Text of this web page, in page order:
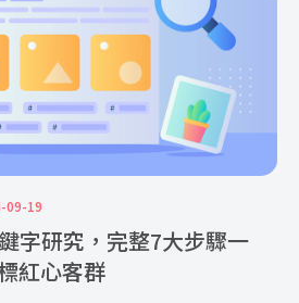
09-19
字研究，完整7大步驟一
紅心客群